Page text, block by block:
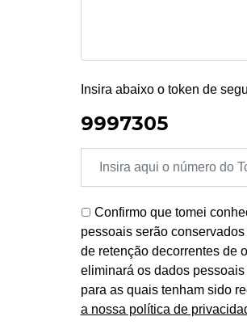
Insira abaixo o token de
9997305
Confirmo que tomei
pessoais serão
de retenção decorrentes de
eliminará os dados
para as quais tenham sido
a nossa política de